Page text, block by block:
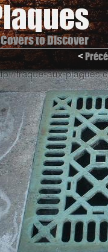
Covers to Discover
<